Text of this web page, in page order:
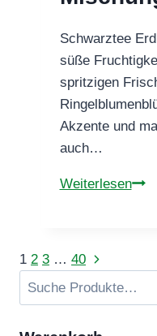
Schwarztee
süße
spritzigen
Akzente und
auch…
Weiterlesen
1 2 3 … 40 Nächste
Seite
Suchen